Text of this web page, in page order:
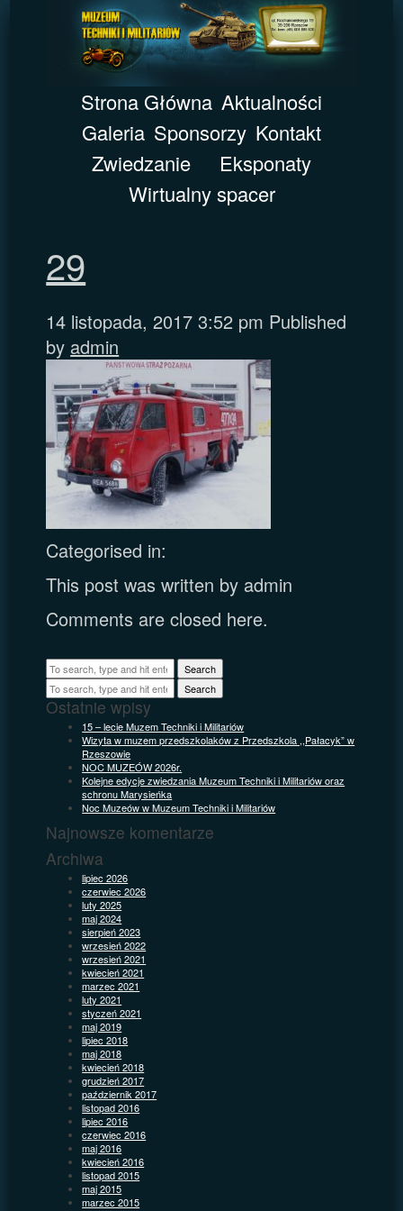
Strona Główna Aktualności
Galeria Sponsorzy Kontakt
Zwiedzanie
Eksponaty
Wirtualny spacer
29
14 listopada, 2017 3:52 pm Published
by admin
Categorised in:
This post was written by admin
Comments are closed here.
Search
Search
Ostatnie wpisy
15 – lecie Muzem Techniki i Militariów
Wizyta w muzem przedszkolaków z Przedszkola ,,Pałacyk” w
Rzeszowie
NOC MUZEÓW 2026r.
Kolejne edycje zwiedzania Muzeum Techniki i Militariów oraz
schronu Marysieńka
Noc Muzeów w Muzeum Techniki i Militariów
Najnowsze komentarze
Archiwa
lipiec 2026
czerwiec 2026
luty 2025
maj 2024
sierpień 2023
wrzesień 2022
wrzesień 2021
kwiecień 2021
marzec 2021
luty 2021
styczeń 2021
maj 2019
lipiec 2018
maj 2018
kwiecień 2018
grudzień 2017
październik 2017
listopad 2016
lipiec 2016
czerwiec 2016
maj 2016
kwiecień 2016
listopad 2015
maj 2015
marzec 2015